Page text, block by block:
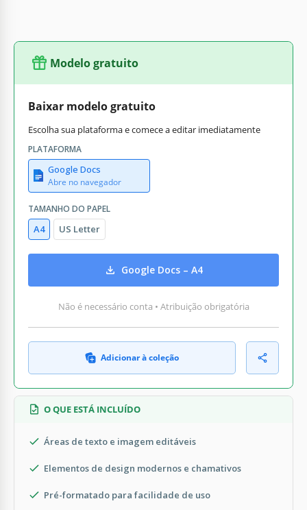
Modelo gratuito
Baixar modelo gratuito
Escolha sua plataforma e comece a editar imediatamente
PLATAFORMA
Google Docs
Abre no navegador
TAMANHO DO PAPEL
A4 US Letter
Google Docs – A4
Não é necessário conta • Atribuição obrigatória
Adicionar à coleção
O QUE ESTÁ INCLUÍDO
Áreas de texto e imagem editáveis
Elementos de design modernos e chamativos
Pré-formatado para facilidade de uso